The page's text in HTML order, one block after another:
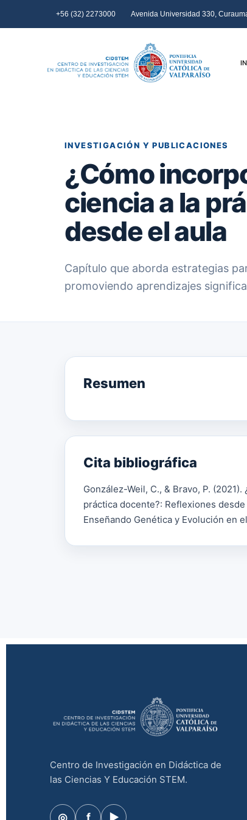
+56 (32) 2273000 Avenida Universidad 330,
INVESTIGACIÓN Y PUBLICACIONES
¿Cómo
ciencia a la
desde el aula
Capítulo que aborda estrategias
promoviendo aprendizajes
Resumen
Cita bibliográfica
González-Weil, C., & Bravo, P.
práctica docente?: Reflexiones
Enseñando Genética y Evolución en
Centro de Investigación en Didáctica de
las Ciencias Y Educación STEM.
◎ f ▶